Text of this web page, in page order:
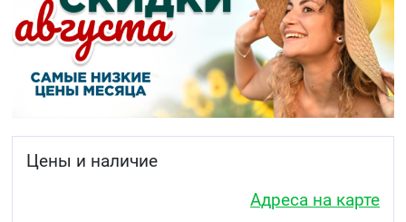
действующее вещество валсартан, относящееся к
группе «антагонистов рецепторов ангиотензина II».
Показания к применению
Лекарственный препарат ВАЛСАРТАН
ВЕЛФАРМ показан к применению у взрослых в
для лечения высокого артериального
для лечения хронической сердечной
недостаточности (заболевания, когда сердце
Цены и наличие
Адреса на карте